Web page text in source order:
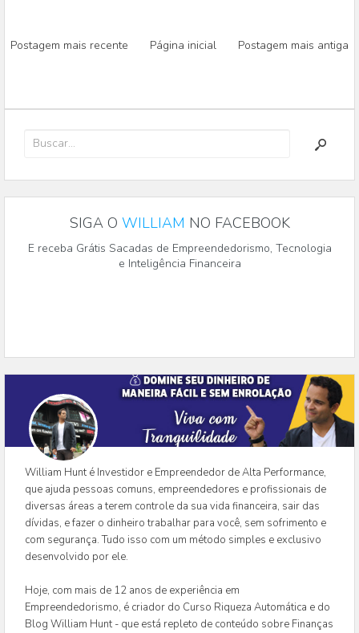
Postagem mais recente Página inicial Postagem mais antiga
SIGA O WILLIAM NO FACEBOOK
E receba Grátis Sacadas de Empreendedorismo, Tecnologia
e Inteligência Financeira
William Hunt é Investidor e Empreendedor de Alta Performance,
que ajuda pessoas comuns, empreendedores e profissionais de
diversas áreas a terem controle da sua vida financeira, sair das
dívidas, e fazer o dinheiro trabalhar para você, sem sofrimento e
com segurança. Tudo isso com um método simples e exclusivo
desenvolvido por ele.
Hoje, com mais de 12 anos de experiência em
Empreendedorismo, é criador do Curso Riqueza Automática e do
Blog William Hunt - que está repleto de conteúdo sobre Finanças